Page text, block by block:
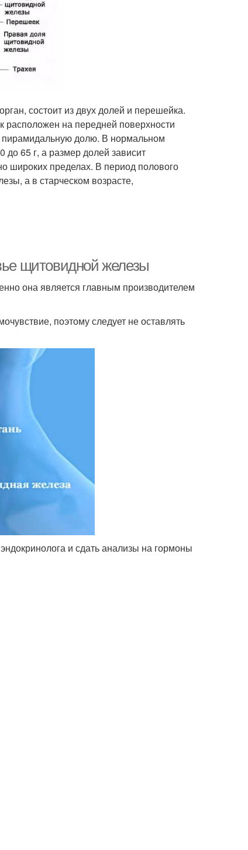
состоит из двух долей и перешейка.
расположен на передней поверхности
долю. В нормальном
до 65 г, а размер долей зависит
широких пределах. В период полового
а в старческом возрасте,
щитовидной железы
она является главным производителем
поэтому следует не оставлять
и сдать анализы на гормоны